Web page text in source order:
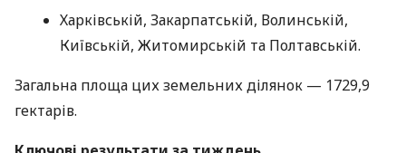
Харківській, Закарпатській, Волинській,
Київській, Житомирській та Полтавській.
Загальна площа цих земельних ділянок — 1729,9
гектарів.